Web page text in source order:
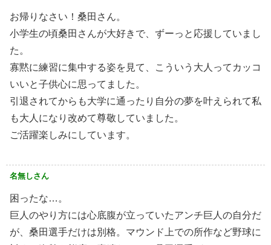
お帰りなさい！桑田さん。
小学生の頃桑田さんが大好きで、ずーっと応援していまし
た。
寡黙に練習に集中する姿を見て、こういう大人ってカッコ
いいと子供心に思ってました。
引退されてからも大学に通ったり自分の夢を叶えられて私
も大人になり改めて尊敬していました。
ご活躍楽しみにしています。
名無しさん
困ったな…。
巨人のやり方には心底腹が立っていたアンチ巨人の自分だ
が、桑田選手だけは別格。マウンド上での所作など野球に